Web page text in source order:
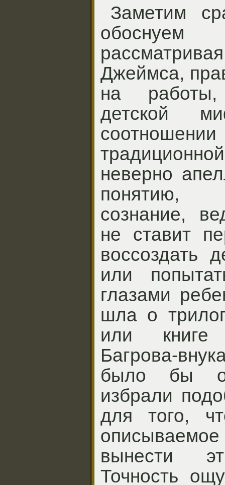
Заметим
Джеймса,
на
детской
неверно
понятию,
сознание,
не ставит
воссоздать
или
глазами
шла о
или книге
Багрова-
было бы
избрали
для того,
вынести
Точность